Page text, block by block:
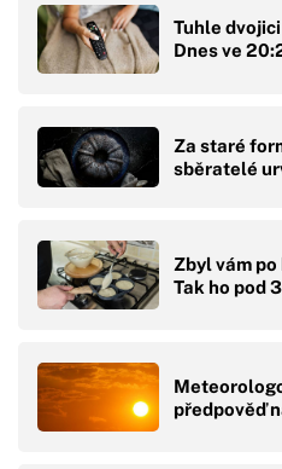
Tuhle
Dnes ve
Za staré
sběratelé
Zbyl vám
Tak ho pod
předpověď